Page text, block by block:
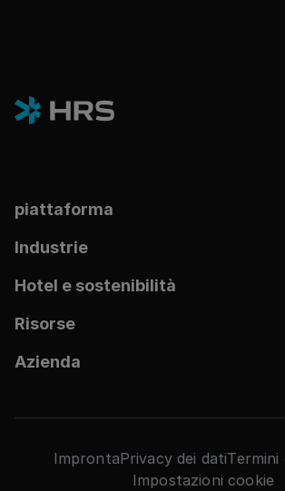
piattaforma
Industrie
Hotel e sostenibilità
Risorse
Azienda
ImprontaPrivacy dei datiTermini
Impostazioni cookie